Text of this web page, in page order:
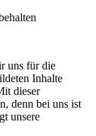
uns für die
Inhalte
dieser
denn bei uns ist
unsere